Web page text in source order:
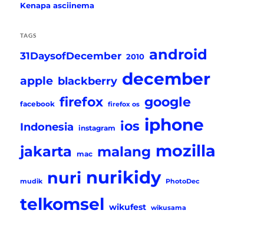
Kenapa asciinema
TAGS
31DaysofDecember 2010 android
apple blackberry december
facebook firefox firefox os google
Indonesia instagram ios iphone
jakarta mac malang mozilla
mudik nuri nurikidy PhotoDec
telkomsel wikufest wikusama